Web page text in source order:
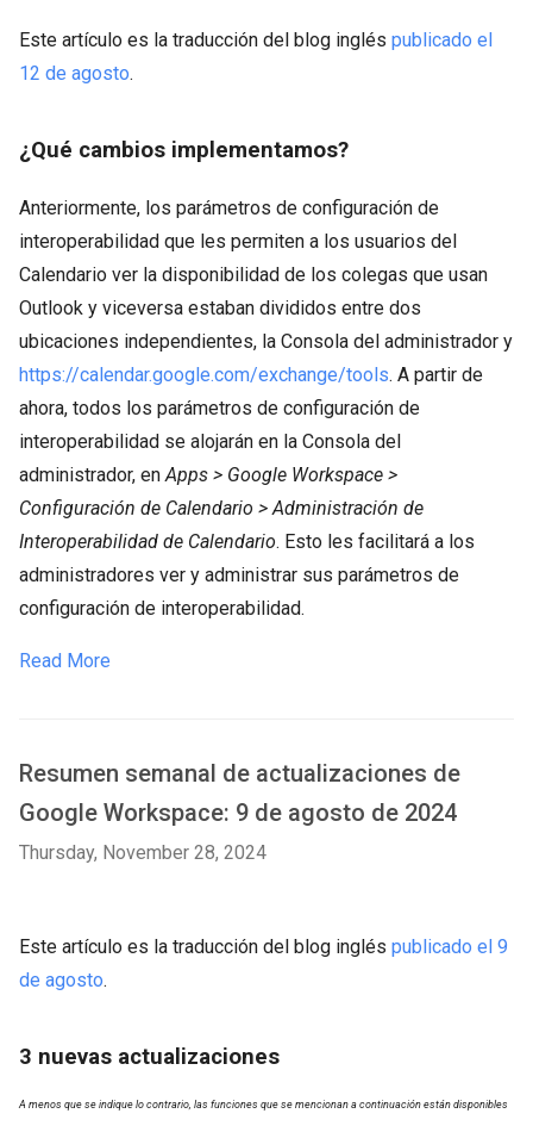
Este artículo es la traducción del blog inglés publicado el
12 de agosto.
¿Qué cambios implementamos?
Anteriormente, los parámetros de configuración de
interoperabilidad que les permiten a los usuarios del
Calendario ver la disponibilidad de los colegas que usan
Outlook y viceversa estaban divididos entre dos
ubicaciones independientes, la Consola del administrador y
https://calendar.google.com/exchange/tools. A partir de
ahora, todos los parámetros de configuración de
interoperabilidad se alojarán en la Consola del
administrador, enApps > Google Workspace >
Configuración de Calendario > Administración de
Interoperabilidad de Calendario. Esto les facilitará a los
administradores ver y administrar sus parámetros de
configuración de interoperabilidad.
Read More
Resumen semanal de actualizaciones de
Google Workspace: 9 de agosto de 2024
Thursday, November 28, 2024
Este artículo es la traducción del blog inglés publicado el 9
de agosto.
3 nuevas actualizaciones
A menos que se indique lo contrario, las funciones que se mencionan a continuación están disponibles